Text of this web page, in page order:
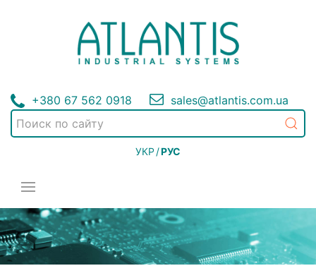
+380 67 562 0918 sales@atlantis.com.ua
УКР /РУС